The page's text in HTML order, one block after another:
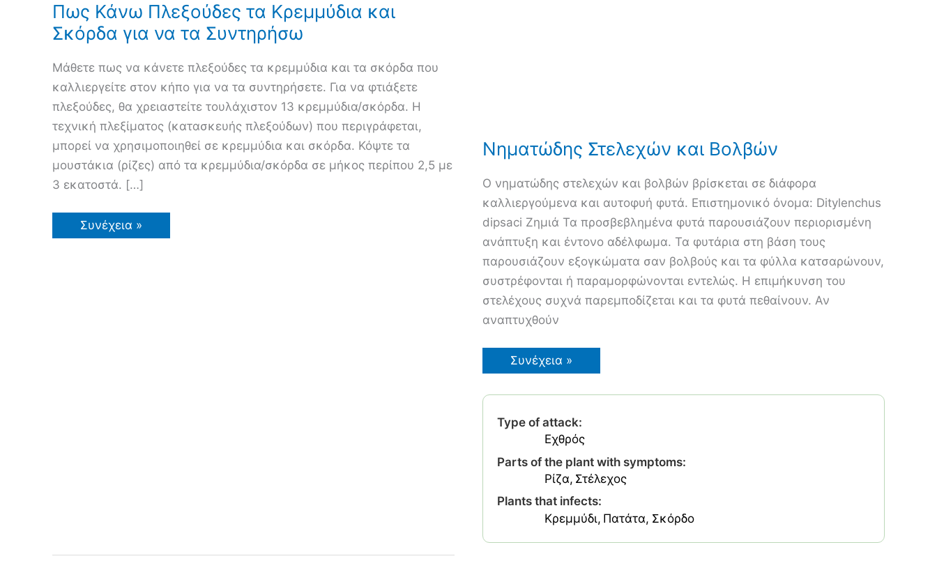
Πως Κάνω Πλεξούδες τα Κρεμμύδια και
Σκόρδα για να τα Συντηρήσω
Μάθετε πως να κάνετε πλεξούδες τα κρεμμύδια και τα σκόρδα που
καλλιεργείτε στον κήπο για να τα συντηρήσετε. Για να φτιάξετε
πλεξούδες, θα χρειαστείτε τουλάχιστον 13 κρεμμύδια/σκόρδα. Η
τεχνική πλεξίματος (κατασκευής πλεξούδων) που περιγράφεται,
μπορεί να χρησιμοποιηθεί σε κρεμμύδια και σκόρδα. Κόψτε τα
μουστάκια (ρίζες) από τα κρεμμύδια/σκόρδα σε μήκος περίπου 2,5 με
3 εκατοστά. […]
Πως
Κάνω
Συνέχεια »
Νηματώδης Στελεχών και Βολβών
Ο νηματώδης στελεχών και βολβών βρίσκεται σε διάφορα
καλλιεργούμενα και αυτοφυή φυτά. Επιστημονικό όνομα: Ditylenchus
dipsaci Ζημιά Τα προσβεβλημένα φυτά παρουσιάζουν περιορισμένη
ανάπτυξη και έντονο αδέλφωμα. Τα φυτάρια στη βάση τους
παρουσιάζουν εξογκώματα σαν βολβούς και τα φύλλα κατσαρώνουν,
συστρέφονται ή παραμορφώνονται εντελώς. Η επιμήκυνση του
στελέχους συχνά παρεμποδίζεται και τα φυτά πεθαίνουν. Αν
αναπτυχθούν
Νηματώδης
Στελεχών
Βολβών
Συνέχεια »
Type of attack:
Εχθρός
Parts of the plant with symptoms:
Ρίζα Στέλεχος
Plants that infects:
Κρεμμύδι Πατάτα Σκόρδο